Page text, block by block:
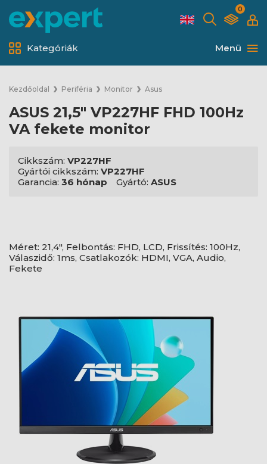
0
Menü
Kategóriák
Kezdőoldal Periféria Monitor Asus
ASUS 21,5" VP227HF FHD 100Hz
VA fekete monitor
Cikkszám: VP227HF
Gyártói cikkszám: VP227HF
Garancia: 36 hónap Gyártó: ASUS
Méret: 21,4", Felbontás: FHD, LCD, Frissítés: 100Hz,
Válaszidő: 1ms, Csatlakozók: HDMI, VGA, Audio,
Fekete